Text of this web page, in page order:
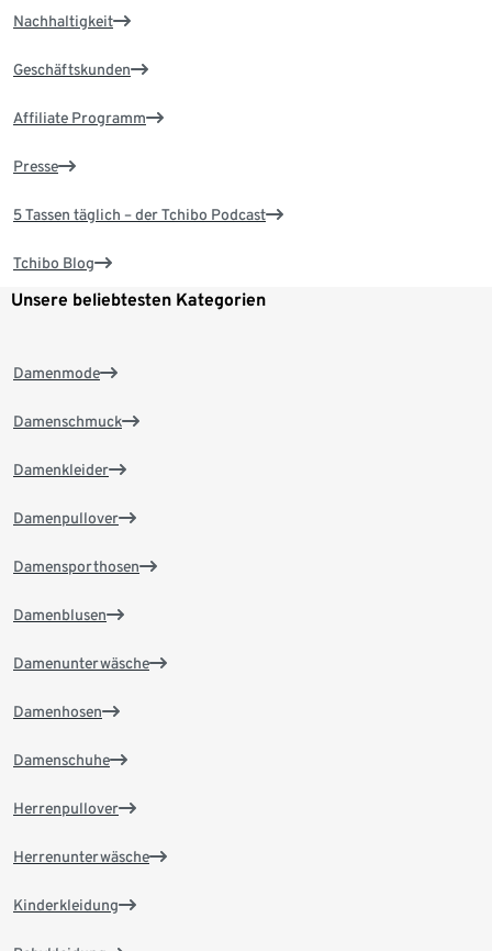
Nachhaltigkeit
Geschäftskunden
Affiliate Programm
Presse
5 Tassen täglich – der Tchibo Podcast
Tchibo Blog
Unsere beliebtesten Kategorien
Damenmode
Damenschmuck
Damenkleider
Damenpullover
Damensporthosen
Damenblusen
Damenunterwäsche
Damenhosen
Damenschuhe
Herrenpullover
Herrenunterwäsche
Kinderkleidung